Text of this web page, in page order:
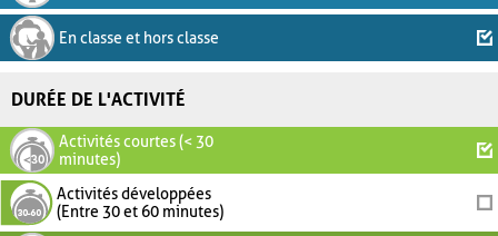
En classe et hors classe
DURÉE DE L'ACTIVITÉ
Activités courtes (< 30
minutes)
Activités développées
(Entre 30 et 60 minutes)